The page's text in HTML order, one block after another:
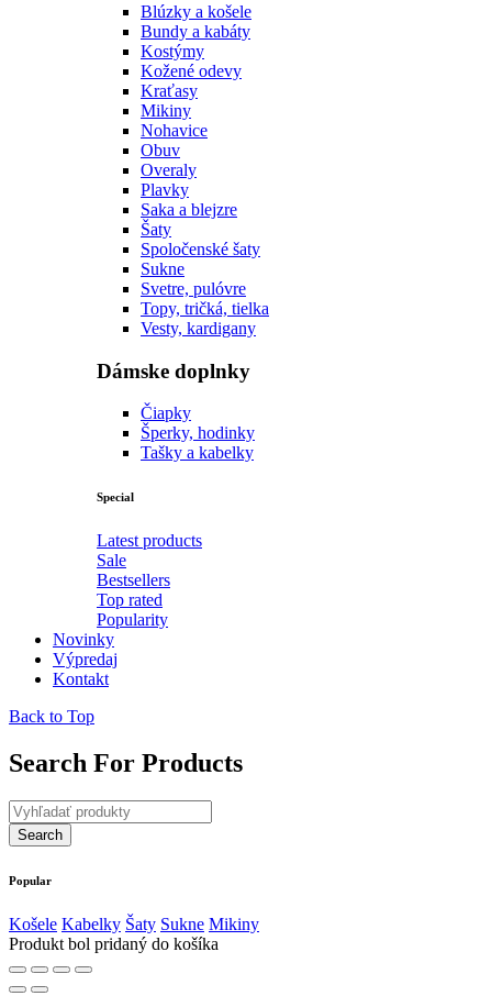
Blúzky a košele
Bundy a kabáty
Kostýmy
Kožené odevy
Kraťasy
Mikiny
Nohavice
Obuv
Overaly
Plavky
Saka a blejzre
Šaty
Spoločenské šaty
Sukne
Svetre, pulóvre
Topy, tričká, tielka
Vesty, kardigany
Dámske doplnky
Čiapky
Šperky, hodinky
Tašky a kabelky
Special
Latest products
Sale
Bestsellers
Top rated
Popularity
Novinky
Výpredaj
Kontakt
Back to Top
Search For Products
Popular
Košele Kabelky Šaty Sukne Mikiny
Produkt bol pridaný do košíka